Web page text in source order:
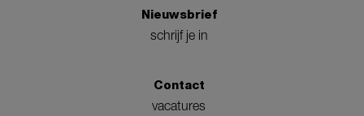
Nieuwsbrief
schrijf je in
Contact
vacatures